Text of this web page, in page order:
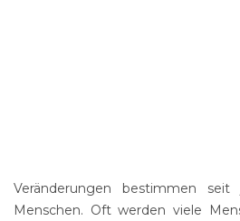
Veränderungen bestimmen
Menschen. Oft werden viele